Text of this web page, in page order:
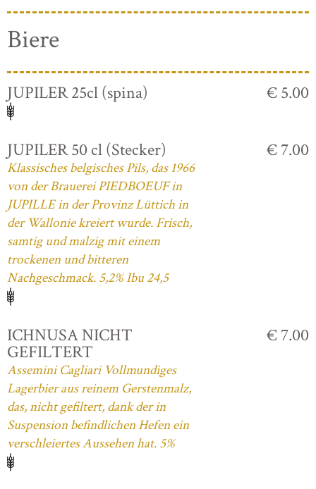
Biere
JUPILER 25cl (spina) € 5.00
JUPILER 50 cl (Stecker)
Klassisches belgisches Pils, das 1966
von der Brauerei PIEDBOEUF in
JUPILLE in der Provinz Lüttich in
der Wallonie kreiert wurde. Frisch,
samtig und malzig mit einem
trockenen und bitteren
Nachgeschmack. 5,2% Ibu 24,5
€ 7.00
ICHNUSA NICHT
GEFILTERT
Assemini Cagliari Vollmundiges
Lagerbier aus reinem Gerstenmalz,
das, nicht gefiltert, dank der in
Suspension befindlichen Hefen ein
verschleiertes Aussehen hat. 5%
€ 7.00